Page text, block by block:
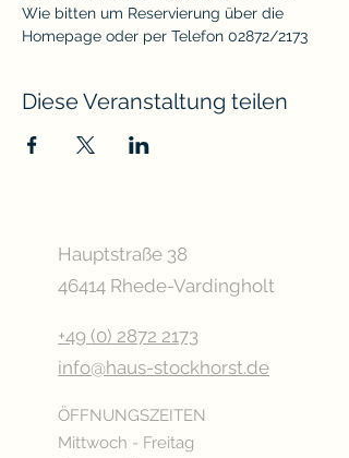
Wie bitten um Reservierung über die
Homepage oder per Telefon 02872/2173
Diese Veranstaltung teilen
Hauptstraße 38
46414 Rhede-Vardingholt
+49 (0) 2872 2173
info@haus-stockhorst.de
ÖFFNUNGSZEITEN
Mittwoch - Freitag